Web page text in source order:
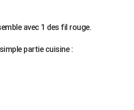
avec 1 des fil rouge.
partie cuisine :